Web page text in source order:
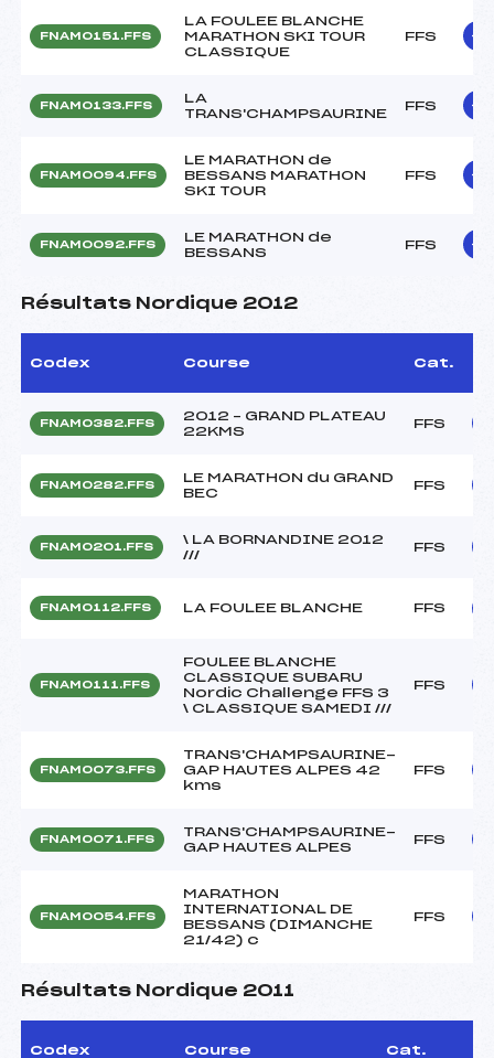
FNAM0151.FFS
LA FOULEE BLANCHE
MARATHON SKI TOUR
CLASSIQUE
FFS
FNAM0133.FFS
LA
TRANS'CHAMPSAURINE
FFS
FNAM0094.FFS
LE MARATHON de
BESSANS MARATHON
SKI TOUR
FFS
FNAM0092.FFS
LE MARATHON de
BESSANS
FFS
Résultats Nordique 2012
Codex Course Cat.
FNAM0382.FFS
2012 – GRAND PLATEAU
22KMS
FFS
FNAM0282.FFS
LE MARATHON du GRAND
BEC
FFS
FNAM0201.FFS
\ LA BORNANDINE 2012
///
FFS
FNAM0112.FFS LA FOULEE BLANCHE FFS
FNAM0111.FFS
FOULEE BLANCHE
CLASSIQUE SUBARU
Nordic Challenge FFS 3
\ CLASSIQUE SAMEDI ///
FFS
FNAM0073.FFS
TRANS'CHAMPSAURINE-
GAP HAUTES ALPES 42
kms
FFS
FNAM0071.FFS
TRANS'CHAMPSAURINE-
GAP HAUTES ALPES
FFS
FNAM0054.FFS
MARATHON
INTERNATIONAL DE
BESSANS (DIMANCHE
21/42) c
FFS
Résultats Nordique 2011
Codex Course Cat.